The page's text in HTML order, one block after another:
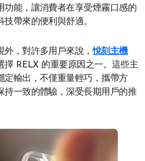
功能，讓消費者在享受煙霧口感的
技帶來的便利與舒適。
外，對許多用戶來說，悅刻主機
擇 RELX 的重要原因之一。這些主
定輸出，不僅重量輕巧，攜帶方
持一致的體驗，深受長期用戶的推